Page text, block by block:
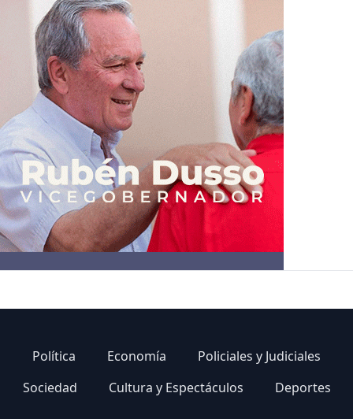
Política Economía
Policiales y Judiciales
Sociedad
Cultura y Espectáculos Deportes